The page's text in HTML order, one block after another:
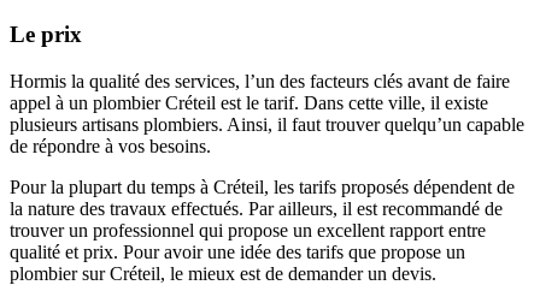
Le prix
Hormis la qualité des services, l’un des facteurs clés avant de faire
appel à un plombier Créteil est le tarif. Dans cette ville, il existe
plusieurs artisans plombiers. Ainsi, il faut trouver quelqu’un capable
de répondre à vos besoins.
Pour la plupart du temps à Créteil, les tarifs proposés dépendent de
la nature des travaux effectués. Par ailleurs, il est recommandé de
trouver un professionnel qui propose un excellent rapport entre
qualité et prix. Pour avoir une idée des tarifs que propose un
plombier sur Créteil, le mieux est de demander un devis.